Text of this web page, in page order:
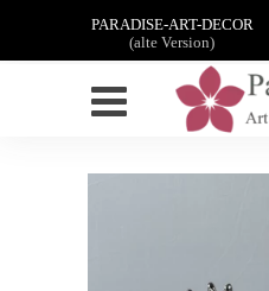
PARADISE-ART-DECOR
(alte Version)